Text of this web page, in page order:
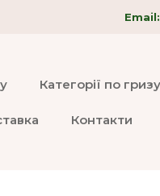
Категорії по
Контакти